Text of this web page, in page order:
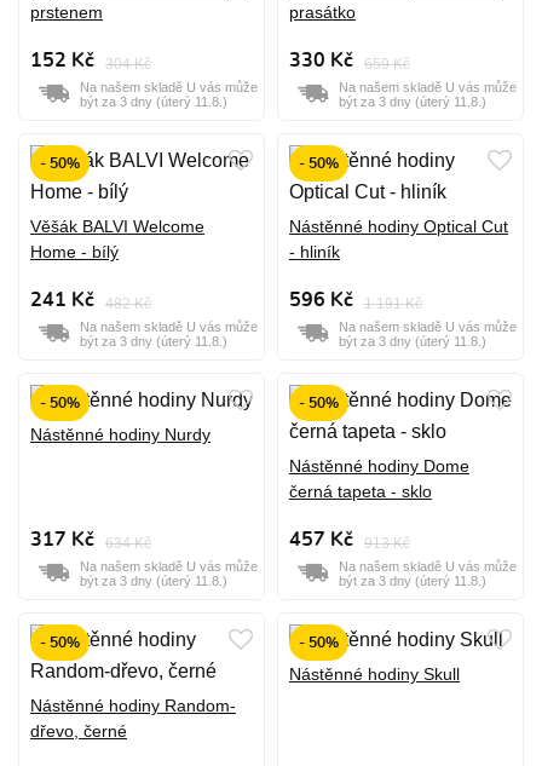
prstenem
152 Kč 304 Kč
Na našem skladě U vás může
být za 3 dny (úterý 11.8.)
prasátko
330 Kč 659 Kč
Na našem skladě U vás může
být za 3 dny (úterý 11.8.)
- 50%
Věšák BALVI Welcome
Home - bílý
241 Kč 482 Kč
Na našem skladě U vás může
být za 3 dny (úterý 11.8.)
- 50%
Nástěnné hodiny Optical Cut
- hliník
596 Kč 1 191 Kč
Na našem skladě U vás může
být za 3 dny (úterý 11.8.)
- 50%
Nástěnné hodiny Nurdy
317 Kč 634 Kč
Na našem skladě U vás může
být za 3 dny (úterý 11.8.)
- 50%
Nástěnné hodiny Dome
černá tapeta - sklo
457 Kč 913 Kč
Na našem skladě U vás může
být za 3 dny (úterý 11.8.)
- 50%
Nástěnné hodiny Random-
dřevo, černé
- 50%
Nástěnné hodiny Skull